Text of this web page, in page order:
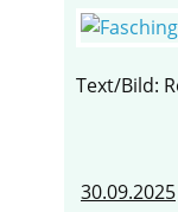
Text/Bild:
30.09.2025